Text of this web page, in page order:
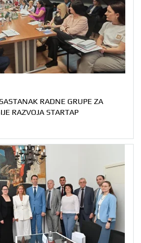
RADNE GRUPE ZA
RAZVOJA STARTAP